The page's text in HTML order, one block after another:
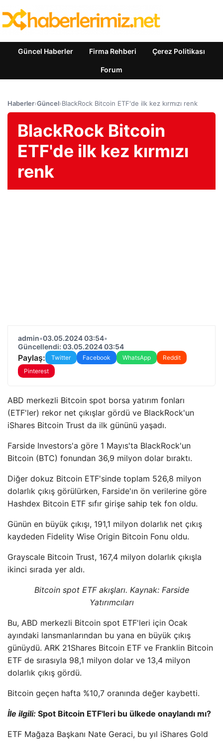
Güncel Haberler Firma Rehberi Çerez Politikası
Forum
Haberler›Güncel›BlackRock Bitcoin ETF'de ilk kez kırmızı renk
BlackRock Bitcoin
ETF'de ilk kez kırmızı
renk
admin•03.05.2024 03:54•
Güncellendi: 03.05.2024 03:54
Paylaş: Twitter Facebook WhatsApp
Reddit
Pinterest
ABD merkezli Bitcoin spot borsa yatırım fonları
(ETF'ler) rekor net çıkışlar gördü ve BlackRock'un
iShares Bitcoin Trust da ilk gününü yaşadı.
Farside Investors'a göre 1 Mayıs'ta BlackRock'un
Bitcoin (BTC) fonundan 36,9 milyon dolar bıraktı.
Diğer dokuz Bitcoin ETF'sinde toplam 526,8 milyon
dolarlık çıkış görülürken, Farside'ın ön verilerine göre
Hashdex Bitcoin ETF sıfır girişe sahip tek fon oldu.
Günün en büyük çıkışı, 191,1 milyon dolarlık net çıkış
kaydeden Fidelity Wise Origin Bitcoin Fonu oldu.
Grayscale Bitcoin Trust, 167,4 milyon dolarlık çıkışla
ikinci sırada yer aldı.
Bitcoin spot ETF akışları. Kaynak: Farside
Yatırımcıları
Bu, ABD merkezli Bitcoin spot ETF'leri için Ocak
ayındaki lansmanlarından bu yana en büyük çıkış
günüydü. ARK 21Shares Bitcoin ETF ve Franklin Bitcoin
ETF de sırasıyla 98,1 milyon dolar ve 13,4 milyon
dolarlık çıkış gördü.
Bitcoin geçen hafta %10,7 oranında değer kaybetti.
İle ilgili: Spot Bitcoin ETF'leri bu ülkede onaylandı mı?
ETF Mağaza Başkanı Nate Geraci, bu yıl iShares Gold